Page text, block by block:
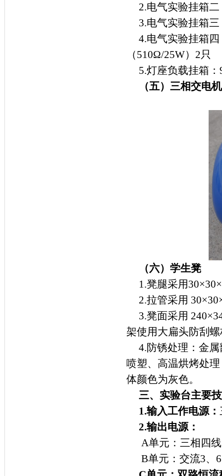
2.电气实验挂箱
3.电气实验挂箱
4.电气实验挂箱
（510Ω/25W）2只
5.灯座负载挂箱
（五）三相交电
（六）学生凳
1.凳腿采用
2.拉管采用
3.凳面采用
架使用大扁头防刮
4.防锈处理：金
喷塑、高温烘烤处
体颜色为灰色。
三、实验台主要
1.输入工作电源：
2.输出电源：
A单元：三相四线
B单元：交流3、